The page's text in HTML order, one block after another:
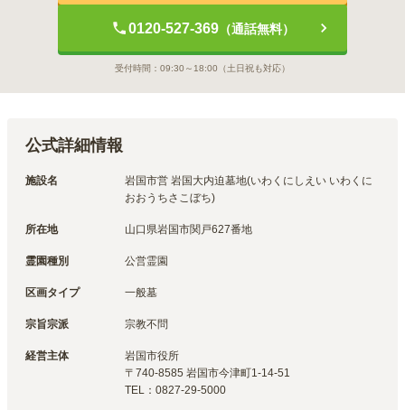
0120-527-369（通話無料）
受付時間： 09:30～18:00 （土日祝も対応）
公式詳細情報
施設名
岩国市営 岩国大内迫墓地(いわくにしえい いわくに
おおうちさこぼち)
所在地 山口県岩国市関戸627番地
霊園種別 公営霊園
区画タイプ 一般墓
宗旨宗派 宗教不問
経営主体 岩国市役所
〒 740-8585 岩国市今津町1-14-51
TEL： 0827-29-5000